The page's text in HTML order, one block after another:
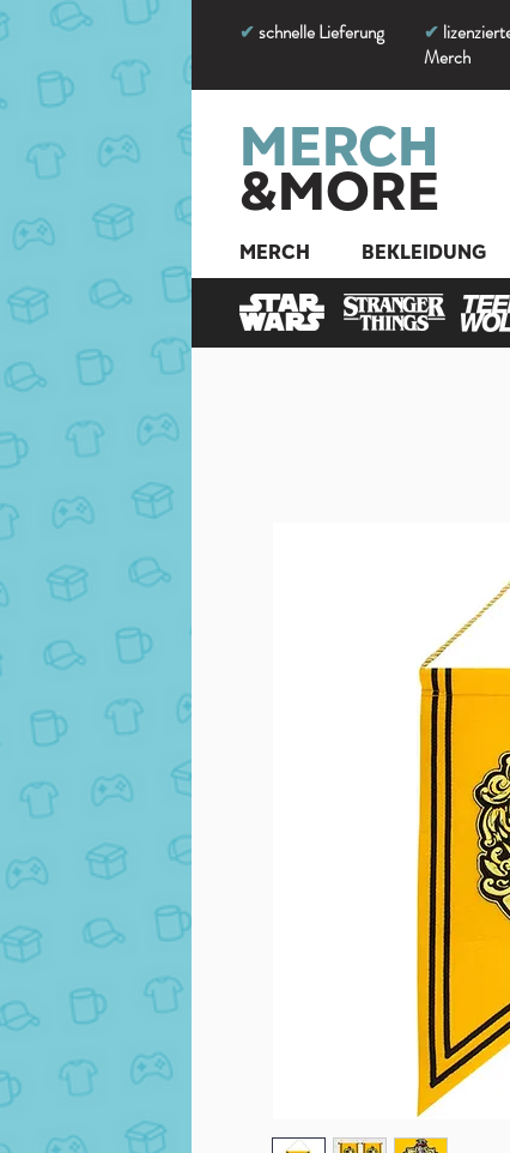
✔schnelle Lieferung ✔
Merch
MERCH
&MORE
MERCH BEKLEIDUNG